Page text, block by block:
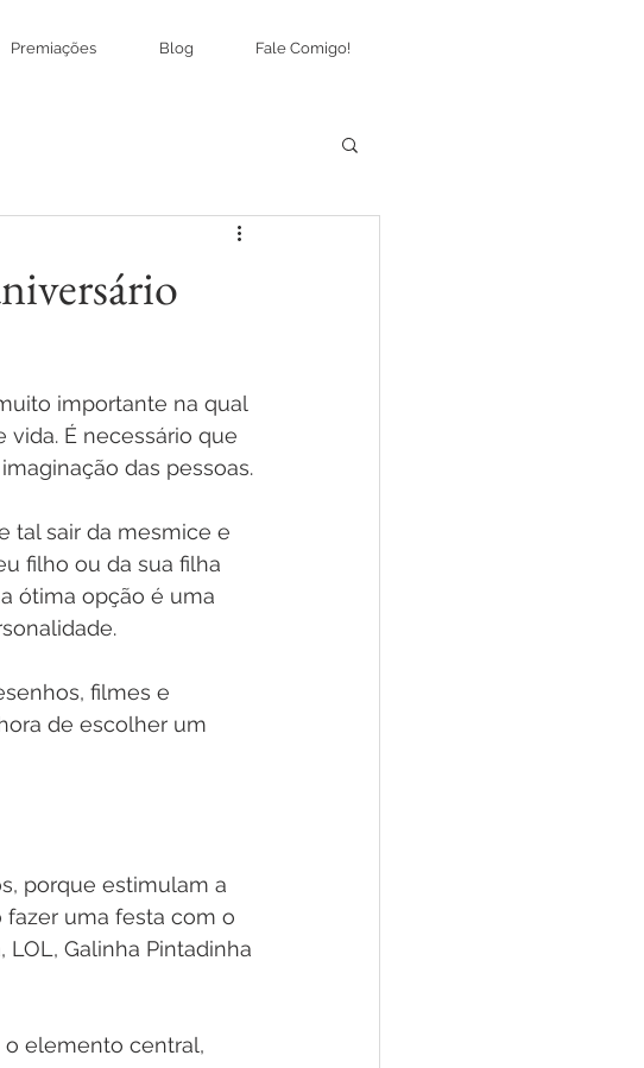
Premiações Blog Fale Comigo!
importante na qual
É necessário que
das pessoas.
tal sair da mesmice e
filho ou da sua filha
ótima opção é uma
filmes e
de escolher um
porque estimulam a
fazer uma festa com o
Galinha Pintadinha
o elemento central,